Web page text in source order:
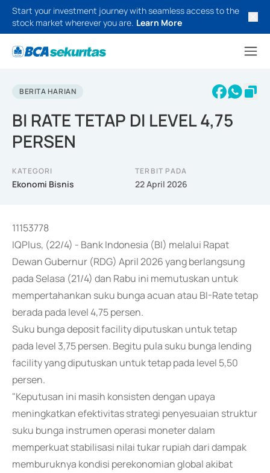
Start your investment journey with seamless access to the
stock market wherever you are. Learn More
BERITA HARIAN
BI RATE TETAP DI LEVEL 4,75
PERSEN
KATEGORI
Ekonomi Bisnis
TERBIT PADA
22 April 2026
11153778
IQPlus, (22/4) - Bank Indonesia (BI) melalui Rapat
Dewan Gubernur (RDG) April 2026 yang berlangsung
pada Selasa (21/4) dan Rabu ini memutuskan untuk
mempertahankan suku bunga acuan atau BI-Rate tetap
berada pada level 4,75 persen.
Suku bunga deposit facility diputuskan untuk tetap
pada level 3,75 persen. Begitu pula suku bunga lending
facility yang diputuskan untuk tetap pada level 5,50
persen.
"Keputusan ini masih konsisten dengan upaya
meningkatkan efektivitas strategi penyesuaian struktur
suku bunga instrumen operasi moneter dalam
memperkuat stabilisasi nilai tukar rupiah dari dampak
memburuknya kondisi perekonomian global akibat